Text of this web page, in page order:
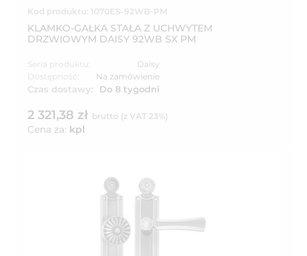
Kod produktu: 1070ES-92WB-PM
KLAMKO-GAŁKA STAŁA Z UCHWYTEM
DRZWIOWYM DAISY 92WB SX PM
Seria produktu:
Daisy
Dostępność:
Na zamówienie
Czas dostawy: Do 8 tygodni
2 321,38 zł brutto (z VAT 23%)
Cena za: kpl